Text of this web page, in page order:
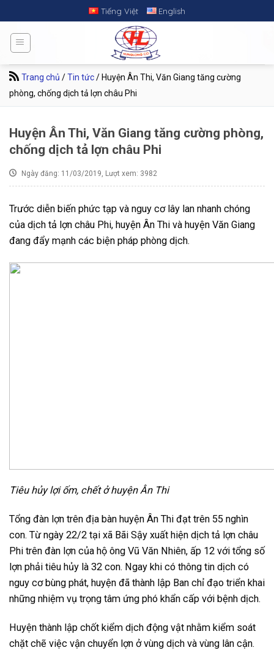
to
content
Tiếng Việt English
Trang chủ /Tin tức/ Huyện Ân Thi, Văn Giang tăng cường
phòng, chống dịch tả lợn châu Phi
Huyện Ân Thi, Văn Giang tăng cường phòng,
chống dịch tả lợn châu Phi
Ngày đăng: 11/03/2019, Lượt xem: 3982
Trước diễn biến phức tạp và nguy cơ lây lan nhanh chóng
của dịch tả lợn châu Phi, huyện Ân Thi và huyện Văn Giang
đang đẩy mạnh các biện pháp phòng dịch.
Tiêu hủy lợi ốm, chết ở huyện Ân Thi
Tổng đàn lợn trên địa bàn huyện Ân Thi đạt trên 55 nghìn
con. Từ ngày 22/2 tại xã Bãi Sậy xuất hiện dịch tả lợn châu
Phi trên đàn lợn của hộ ông Vũ Văn Nhiên, ấp 12 với tổng số
lợn phải tiêu hủy là 32 con. Ngay khi có thông tin dịch có
nguy cơ bùng phát, huyện đã thành lập Ban chỉ đạo triển khai
những nhiệm vụ trọng tâm ứng phó khẩn cấp với bệnh dịch.
Huyện thành lập chốt kiểm dịch động vật nhằm kiểm soát
chặt chẽ việc vận chuyển lợn ở vùng dịch và vùng lân cận.